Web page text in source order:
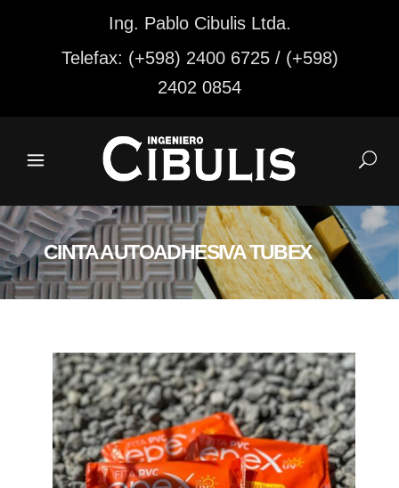
Ing. Pablo Cibulis Ltda.
Telefax: (+598) 2400 6725 / (+598)
2402 0854
CINTA AUTOADHESIVA TUBEX